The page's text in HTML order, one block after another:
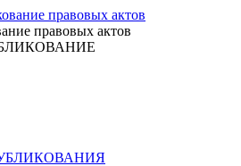
правовых актов